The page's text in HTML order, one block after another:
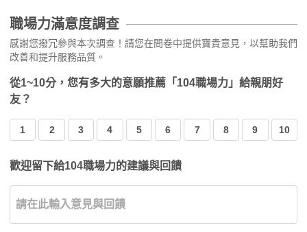
職場力滿意度調查
感謝您撥冗參與本次調查！請您在問卷中提供寶貴意見，以幫助我們
改善和提升服務品質。
從1~10分，您有多大的意願推薦「104職場力」給親朋好
友？
1 2 3 4 5 6 7 8 9 10
歡迎留下給104職場力的建議與回饋